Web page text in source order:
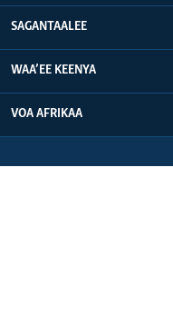
SAGANTAALEE
WAA’EE KEENYA
VOA AFRIKAA